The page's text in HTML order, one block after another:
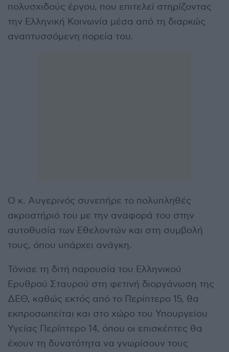
πολυσχιδούς έργου, που επιτελεί στηρίζοντας
την Ελληνική Κοινωνία μέσα από τη διαρκώς
αναπτυσσόμενη πορεία του.
Ο κ. Αυγερινός συνεπήρε το πολυπληθές
ακροατήριό του με την αναφορά του στην
αυτοθυσία των Εθελοντών και στη συμβολή
τους, όπου υπάρχει ανάγκη.
Τόνισε τη διτή παρουσία του Ελληνικού
Ερυθρού Σταυρού στη φετινή διοργάνωση της
ΔΕΘ, καθώς εκτός από το Περίπτερο 15, θα
εκπροσωπείται και στο χώρο του Υπουργείου
Υγείας Περίπτερο 14, όπου οι επισκέπτες θα
έχουν τη δυνατότητα να γνωρίσουν τους